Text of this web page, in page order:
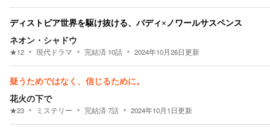
ディストピア世界を駆け抜ける、バディ×ノワールサスペンス
ネオン・シャドウ
★12 現代ドラマ 完結済 10話 2024年10月26日更新
疑うためではなく、信じるために。
花火の下で
★23 ミステリー 完結済7話 2024年10月1日更新